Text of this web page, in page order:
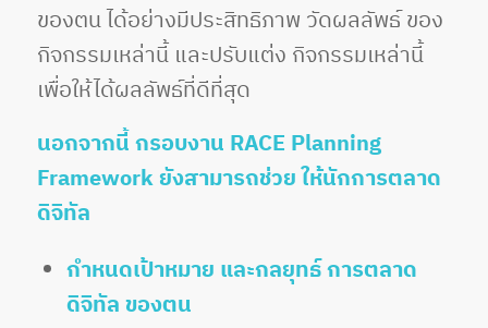
ของตน ได้อย่างมีประสิทธิภาพ วัดผลลัพธ์ ของ
กิจกรรมเหล่านี้ และปรับแต่ง กิจกรรมเหล่านี้
เพื่อให้ได้ผลลัพธ์ที่ดีที่สุด
นอกจากนี้ กรอบงาน RACE Planning
Frameworkยังสามารถช่วย ให้นักการตลาด
ดิจิทัล
กำหนดเป้าหมาย และกลยุทธ์ การตลาด
ดิจิทัล ของตน